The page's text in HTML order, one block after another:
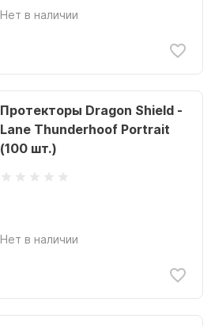
Нет в наличии
Протекторы Dragon Shield -
Lane Thunderhoof Portrait
(100 шт.)
Нет в наличии